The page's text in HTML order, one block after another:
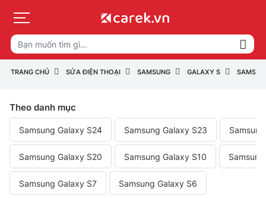
TRANG CHỦ SỬA ĐIỆN THOẠI SAMSUNG GALAXY S
Theo danh mục
Samsung Galaxy S24 Samsung Galaxy S23
Samsung Galaxy S20 Samsung Galaxy S10
Samsung Galaxy S7 Samsung Galaxy S6